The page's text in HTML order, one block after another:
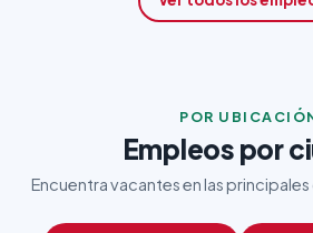
POR
Empleos por
Encuentra vacantes en las